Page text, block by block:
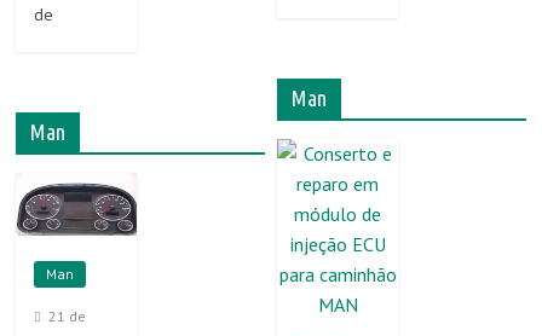
de
Man
Man
21 de
Man